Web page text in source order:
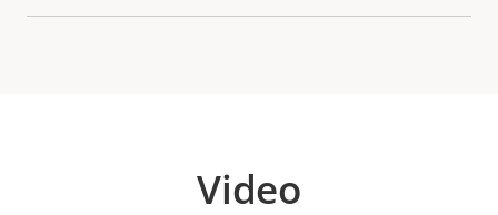
Video